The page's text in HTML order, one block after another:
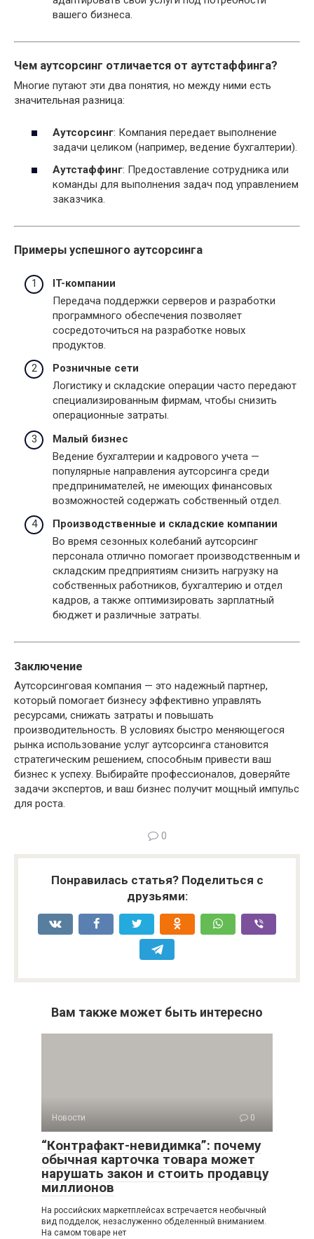
вашего бизнеса.
Чем аутсорсинг отличается от аутстаффинга?
Многие путают эти два понятия, но между ними есть
значительная разница:
Аутсорсинг: Компания передает выполнение
задачи целиком (например, ведение бухгалтерии).
Аутстаффинг: Предоставление сотрудника или
команды для выполнения задач под управлением
заказчика.
Примеры успешного аутсорсинга
IT-компании
Передача поддержки серверов и разработки
программного обеспечения позволяет
сосредоточиться на разработке новых
продуктов.
Розничные сети
Логистику и складские операции часто передают
специализированным фирмам, чтобы снизить
операционные затраты.
Малый бизнес
Ведение бухгалтерии и кадрового учета —
популярные направления аутсорсинга среди
предпринимателей, не имеющих финансовых
возможностей содержать собственный отдел.
Производственные и складские компании
Во время сезонных колебаний аутсорсинг
персонала отлично помогает производственным и
складским предприятиям снизить нагрузку на
собственных работников, бухгалтерию и отдел
кадров, а также оптимизировать зарплатный
бюджет и различные затраты.
Заключение
Аутсорсинговая компания — это надежный партнер,
который помогает бизнесу эффективно управлять
ресурсами, снижать затраты и повышать
производительность. В условиях быстро меняющегося
рынка использование услуг аутсорсинга становится
стратегическим решением, способным привести ваш
бизнес к успеху. Выбирайте профессионалов, доверяйте
задачи экспертов, и ваш бизнес получит мощный импульс
для роста.
0
Понравилась статья? Поделиться с
друзьями:
Вам также может быть интересно
Новости 0
“Контрафакт-невидимка”: почему
обычная карточка товара может
нарушать закон и стоить продавцу
миллионов
На российских маркетплейсах встречается необычный
вид подделок, незаслуженно обделенный вниманием.
На самом товаре нет